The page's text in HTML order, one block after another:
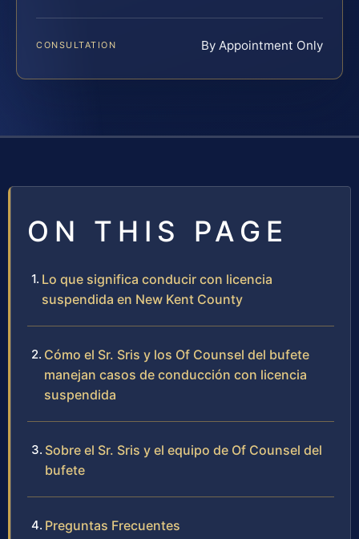
CONSULTATION By Appointment Only
ON THIS PAGE
Lo que significa conducir con licencia
suspendida en New Kent County
Cómo el Sr. Sris y los Of Counsel del bufete
manejan casos de conducción con licencia
suspendida
Sobre el Sr. Sris y el equipo de Of Counsel del
bufete
Preguntas Frecuentes